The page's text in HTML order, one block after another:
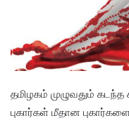
தமிழகம் முழுவதும் கடந்த
புகார்கள் மீதான புகார்களை